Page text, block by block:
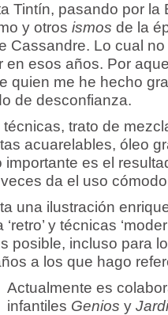
Tintín, pasando por la
y otros ismos de la
Cassandre. Lo cual
en esos años. Por
quien me he hecho
de desconfianza.
trato de
acuarelables, óleo
importante es el
da el uso
una ilustración
y técnicas
posible, incluso para
a los que hago
Actualmente es
infantiles Genios y